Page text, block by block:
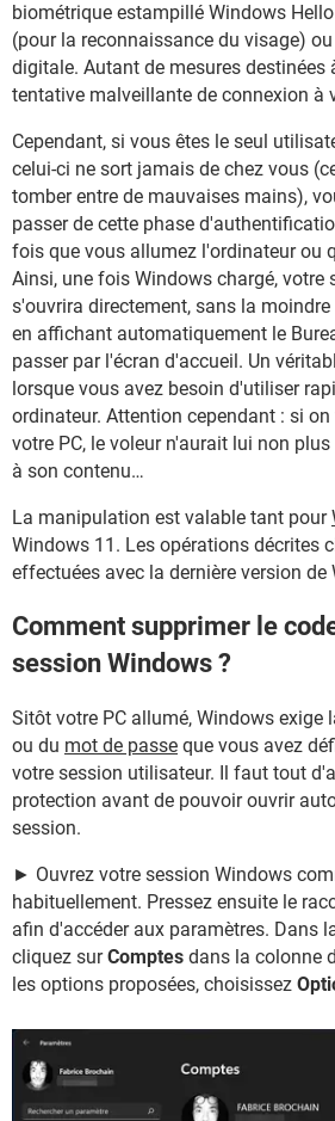
biométrique estampillé Windows
(pour la reconnaissance du visage)
digitale. Autant de mesures destinées
tentative malveillante de connexion à
Cependant, si vous êtes le seul
celui-ci ne sort jamais de chez vous
tomber entre de mauvaises mains),
passer de cette phase
fois que vous allumez l'ordinateur ou
Ainsi, une fois Windows chargé, votre
s'ouvrira directement, sans la
en affichant automatiquement le
passer par l'écran d'accueil. Un
lorsque vous avez besoin d'utiliser
ordinateur. Attention cependant : si
votre PC, le voleur n'aurait lui non
à son contenu…
La manipulation est valable tant pour
Windows 11. Les opérations décrites
effectuées avec la dernière version de
Comment supprimer le
session Windows ?
Sitôt votre PC allumé, Windows exige
ou du mot de passe que vous avez
votre session utilisateur. Il faut tout
protection avant de pouvoir ouvrir
session.
► Ouvrez votre session Windows
habituellement. Pressez ensuite le
afin d'accéder aux paramètres. Dans
cliquez surComptes dans la colonne
les options proposées, choisissez